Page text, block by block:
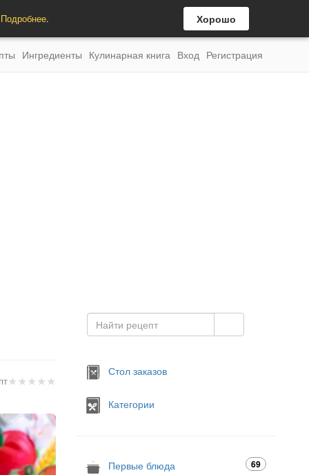
Подробнее. Хорошо
Ингредиенты Кулинарная книга Вход Регистрация
★★★★★
Стол заказов
Категории
Первые блюда 69